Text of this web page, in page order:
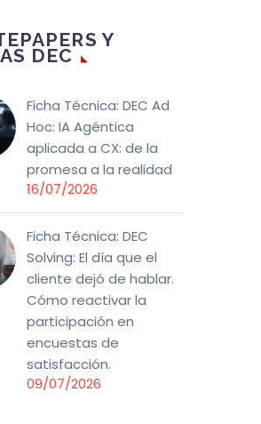
VI Informe de Madurez
CX
DEC y Bain, en
16 Dic 2022
Y
DEC
Ficha Técnica: DEC Ad
Hoc: IA Agéntica
aplicada a CX: de la
promesa a la realidad
16/07/2026
Ficha Técnica: DEC
Solving: El día que el
cliente dejó de hablar.
Cómo reactivar la
participación en
encuestas de
satisfacción.
09/07/2026